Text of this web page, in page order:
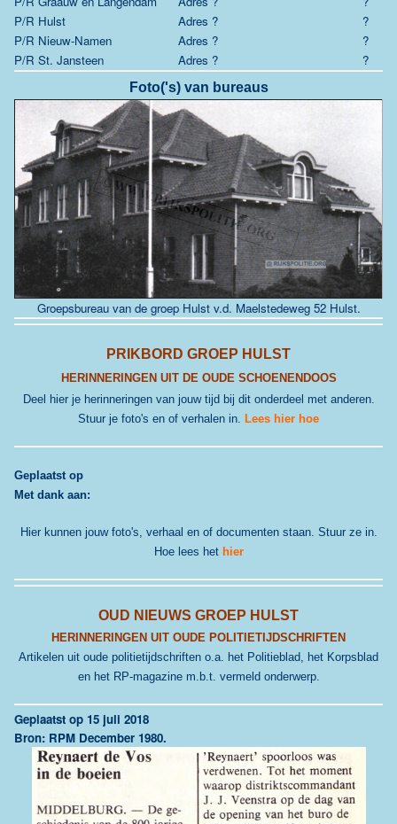
P/R Hulst
Adres ?
?
P/R Nieuw-Namen
Adres ?
?
P/R St. Jansteen
Adres ? ?
Foto('s) van bureaus
Groepsbureau van de groep Hulst v.d. Maelstedeweg 52 Hulst.
PRIKBORD GROEP HULST
HERINNERINGEN UIT DE OUDE SCHOENENDOOS
Deel hier je herinneringen van jouw tijd bij dit onderdeel met anderen.
Stuur je foto's en of verhalen in. Lees hier hoe
Geplaatst op
Met dank aan:
Hier kunnen jouw foto's, verhaal en of documenten staan. Stuur ze in.
Hoe lees het hier
OUD NIEUWS GROEP HULST
HERINNERINGEN UIT OUDE POLITIETIJDSCHRIFTEN
Artikelen uit oude politietijdschriften o.a. het Politieblad, het Korpsblad
en het RP-magazine m.b.t. vermeld onderwerp.
Geplaatst op 15 juli 2018
Bron: RPM December 1980.